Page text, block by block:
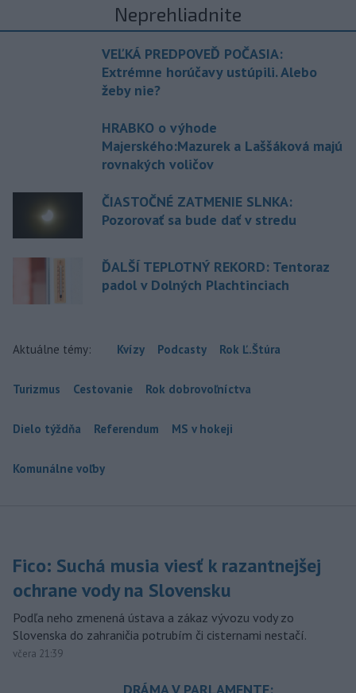
Neprehliadnite
VEĽKÁ PREDPOVEĎ POČASIA:
Extrémne horúčavy ustúpili. Alebo
žeby nie?
HRABKO o výhode
Majerského:Mazurek a Laššáková majú
rovnakých voličov
ČIASTOČNÉ ZATMENIE SLNKA:
Pozorovať sa bude dať v stredu
ĎALŠÍ TEPLOTNÝ REKORD: Tentoraz
padol v Dolných Plachtinciach
Aktuálne témy: Kvízy Podcasty Rok Ľ.Štúra
Turizmus Cestovanie Rok dobrovoľníctva
Dielo týždňa Referendum MS v hokeji
Komunálne voľby
Fico: Suchá musia viesť k razantnejšej
ochrane vody na Slovensku
Podľa neho zmenená ústava a zákaz vývozu vody zo
Slovenska do zahraničia potrubím či cisternami nestačí.
včera 21:39